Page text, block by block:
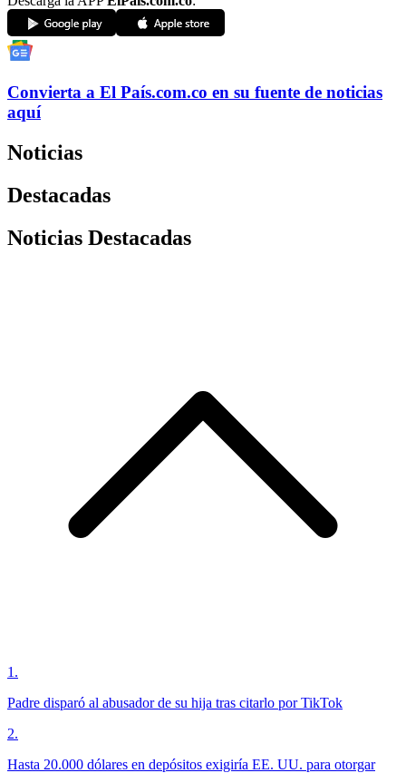
Convierta a El País.com.co en su fuente de noticias
aquí
Noticias
Destacadas
Noticias Destacadas
1 .
Padre disparó al abusador de su hija tras citarlo por TikTok
2.
Hasta 20.000 dólares en depósitos exigiría EE. UU. para otorgar